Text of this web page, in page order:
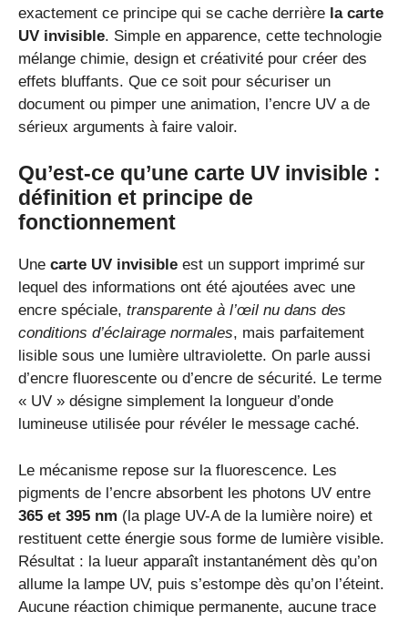
exactement ce principe qui se cache derrière la carte
UV invisible. Simple en apparence, cette technologie
mélange chimie, design et créativité pour créer des
effets bluffants. Que ce soit pour sécuriser un
document ou pimper une animation, l’encre UV a de
sérieux arguments à faire valoir.
Qu’est-ce qu’une carte UV invisible :
définition et principe de
fonctionnement
Une carte UV invisible est un support imprimé sur
lequel des informations ont été ajoutées avec une
encre spéciale, transparente à l’œil nu dans des
conditions d’éclairage normales, mais parfaitement
lisible sous une lumière ultraviolette. On parle aussi
d’encre fluorescente ou d’encre de sécurité. Le terme
« UV » désigne simplement la longueur d’onde
lumineuse utilisée pour révéler le message caché.
Le mécanisme repose sur la fluorescence. Les
pigments de l’encre absorbent les photons UV entre
365 et 395 nm (la plage UV-A de la lumière noire) et
restituent cette énergie sous forme de lumière visible.
Résultat : la lueur apparaît instantanément dès qu’on
allume la lampe UV, puis s’estompe dès qu’on l’éteint.
Aucune réaction chimique permanente, aucune trace